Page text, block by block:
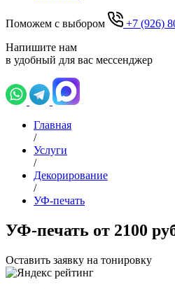
Поможем с выбором
+7 (926)
Напишите нам
в удобный для вас мессенджер
Главная
/
Услуги
/
Декорирование
/
УФ-печать
УФ-печать от 2100
Оставить заявку на тонировку